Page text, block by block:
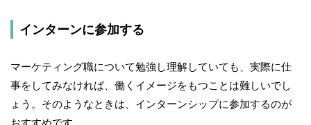
インターンに参加する
マーケティング職について勉強し理解していても、実際に仕
事をしてみなければ、働くイメージをもつことは難しいでし
ょう。そのようなときは、インターンシップに参加するのが
おすすめです。